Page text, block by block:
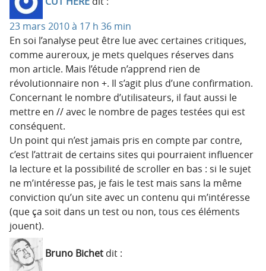
23 mars 2010 à 17 h 36 min
En soi l’analyse peut être lue avec certaines critiques,
comme aureroux, je mets quelques réserves dans
mon article. Mais l’étude n’apprend rien de
révolutionnaire non +. Il s’agit plus d’une confirmation.
Concernant le nombre d’utilisateurs, il faut aussi le
mettre en // avec le nombre de pages testées qui est
conséquent.
Un point qui n’est jamais pris en compte par contre,
c’est l’attrait de certains sites qui pourraient influencer
la lecture et la possibilité de scroller en bas : si le sujet
ne m’intéresse pas, je fais le test mais sans la même
conviction qu’un site avec un contenu qui m’intéresse
(que ça soit dans un test ou non, tous ces éléments
jouent).
Bruno Bichet dit :